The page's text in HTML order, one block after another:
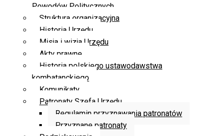
Powodów Politycznych
Struktura organizacyjna
Historia Urzędu
Misja i wizja Urzędu
Akty prawne
Historia polskiego ustawodawstwa
kombatanckiego
Komunikaty
Patronaty Szefa Urzędu
Regulamin przyznawania patronatów
Przyznane patronaty